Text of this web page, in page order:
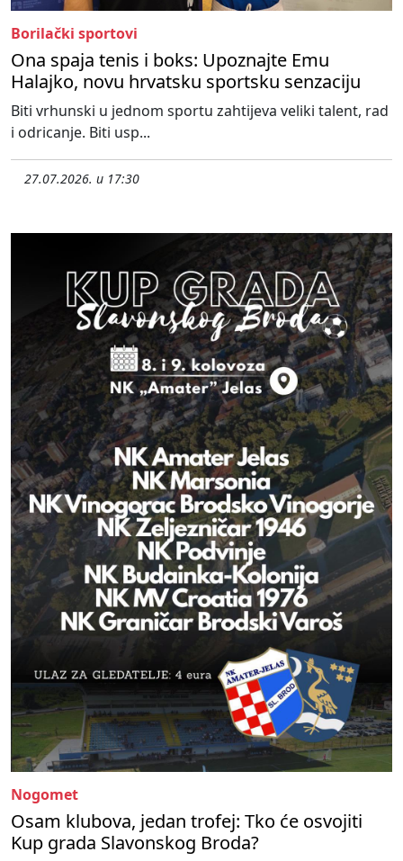
Borilački sportovi
Ona spaja tenis i boks: Upoznajte Emu
Halajko, novu hrvatsku sportsku senzaciju
Biti vrhunski u jednom sportu zahtijeva veliki talent, rad
i odricanje. Biti usp...
27.07.2026. u 17:30
Nogomet
Osam klubova, jedan trofej: Tko će osvojiti
Kup grada Slavonskog Broda?